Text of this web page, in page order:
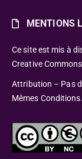
MENTIONS
Ce site est mis à
Creative Commons
Attribution – Pas
Mêmes Conditions.